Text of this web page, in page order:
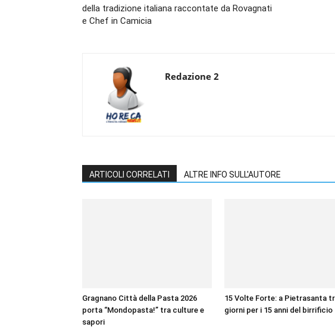
della tradizione italiana raccontate da Rovagnati
e Chef in Camicia
Redazione 2
ARTICOLI CORRELATI ALTRE INFO SULL'AUTORE
Gragnano Città della Pasta 2026
porta “Mondopasta!” tra culture e
sapori
15 Volte Forte: a Pietrasanta
giorni per i 15 anni del birrificio